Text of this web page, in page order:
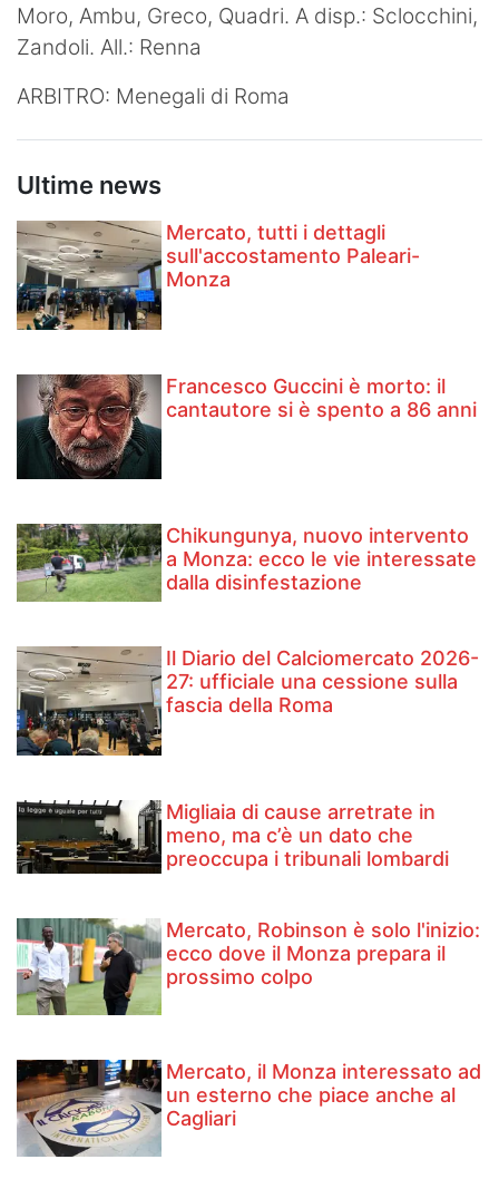
Moro, Ambu, Greco, Quadri. A disp.: Sclocchini,
Zandoli. All.: Renna
ARBITRO: Menegali di Roma
Ultime news
Mercato, tutti i dettagli
sull'accostamento Paleari-
Monza
Francesco Guccini è morto: il
cantautore si è spento a 86 anni
Chikungunya, nuovo intervento
a Monza: ecco le vie interessate
dalla disinfestazione
Il Diario del Calciomercato 2026-
27: ufficiale una cessione sulla
fascia della Roma
Migliaia di cause arretrate in
meno, ma c’è un dato che
preoccupa i tribunali lombardi
Mercato, Robinson è solo l'inizio:
ecco dove il Monza prepara il
prossimo colpo
Mercato, il Monza interessato ad
un esterno che piace anche al
Cagliari